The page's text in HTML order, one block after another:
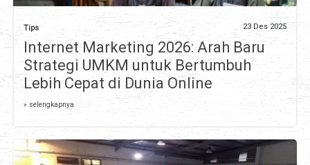
Tips 23 Des 2025
Internet Marketing 2026: Arah Baru
Strategi UMKM untuk Bertumbuh
Lebih Cepat di Dunia Online
» selengkapnya